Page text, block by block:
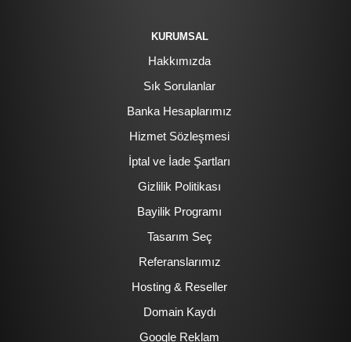
KURUMSAL
Hakkımızda
Sık Sorulanlar
Banka Hesaplarımız
Hizmet Sözleşmesi
İptal ve İade Şartları
Gizlilik Politikası
Bayilik Programı
Tasarım Seç
Referanslarımız
Hosting & Reseller
Domain Kaydı
Google Reklam